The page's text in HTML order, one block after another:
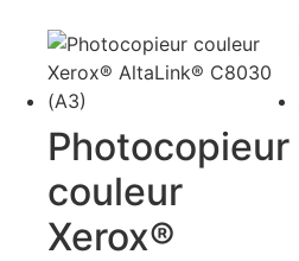
Photocopieur
couleur
Xerox®